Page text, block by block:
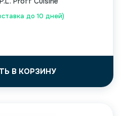
до 10 дней)
В КОРЗИНУ